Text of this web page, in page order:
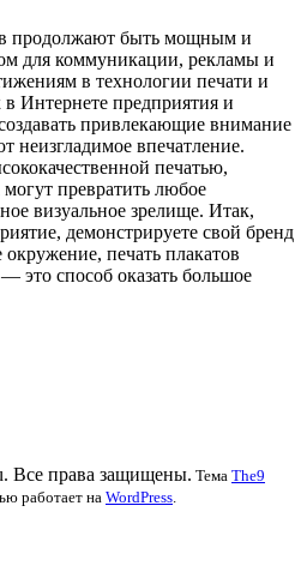
продолжают быть мощным и
для коммуникации, рекламы и
в технологии печати и
в Интернете предприятия и
привлекающие внимание
неизгладимое впечатление.
печатью,
превратить любое
визуальное зрелище. Итак,
демонстрируете свой бренд
печать плакатов
это способ оказать большое
Все права защищены. Тема The9
работает на WordPress.